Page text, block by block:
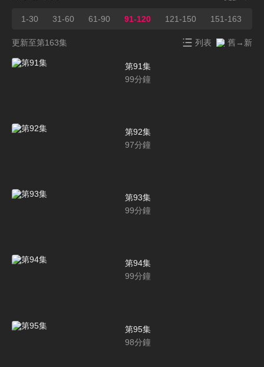
1-30 31-60 61-90 91-120 121-150 151-163
更新至第163集 列表 舊→新
第91集
99分鐘
第92集
97分鐘
第93集
99分鐘
第94集
99分鐘
第95集
98分鐘